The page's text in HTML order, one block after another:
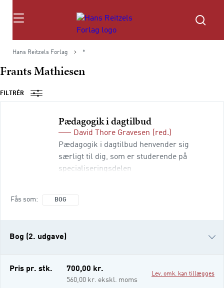
Søg
Hans Reitzels Forlag *
Frants Mathiesen
FILTRÉR
Pædagogik i dagtilbud
David Thore Gravesen
(red.)
Pædagogik i dagtilbud henvender sig
særligt til dig, som er studerende på
specialiseringsdelen
inspirerende afsæt for arbejdet med
indledes med et abstract, hvor kap
Fås som BOG
Bog (2. udgave)
Bog (1. udgave)
Pris pr. stk. 700,00 kr.
560,00 kr. ekskl. moms
Lev. omk. kan tillægges